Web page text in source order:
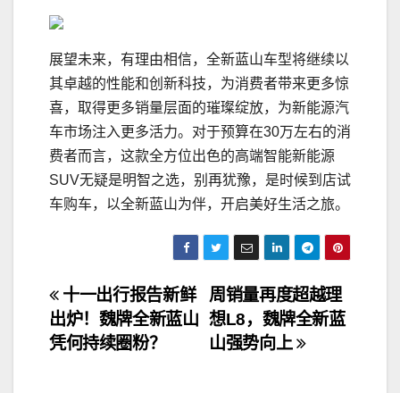
展望未来，有理由相信，全新蓝山车型将继续以
其卓越的性能和创新科技，为消费者带来更多惊
喜，取得更多销量层面的璀璨绽放，为新能源汽
车市场注入更多活力。对于预算在30万左右的消
费者而言，这款全方位出色的高端智能新能源
SUV无疑是明智之选，别再犹豫，是时候到店试
车购车，以全新蓝山为伴，开启美好生活之旅。
文
章
周销量再度超越理
想L8，魏牌全新蓝
山强势向上
十一出行报告新鲜
出炉！魏牌全新蓝山
凭何持续圈粉？